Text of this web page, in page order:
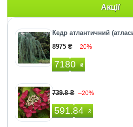
Акції
Кедр атлантичний
8975 ₴ –20%
7180 ₴
739.8 ₴ –20%
591.84 ₴